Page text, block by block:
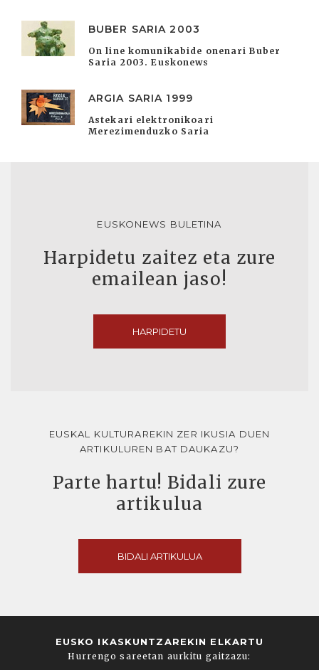
BUBER SARIA 2003
On line komunikabide onenari Buber
Saria 2003. Euskonews
ARGIA SARIA 1999
Astekari elektronikoari
Merezimenduzko Saria
EUSKONEWS BULETINA
Harpidetu zaitez eta zure
emailean jaso!
HARPIDETU
EUSKAL KULTURAREKIN ZER IKUSIA DUEN
ARTIKULUREN BAT DAUKAZU?
Parte hartu! Bidali zure
artikulua
BIDALI ARTIKULUA
EUSKO IKASKUNTZAREKIN ELKARTU
Hurrengo sareetan aurkitu gaitzazu: